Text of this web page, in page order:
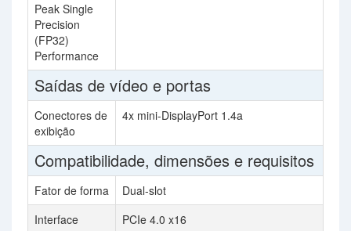
Peak Single
Precision
(FP32)
Performance
Saídas de vídeo e portas
Conectores de
exibição
4x mini-DisplayPort 1.4a
Compatibilidade, dimensões e requisitos
Fator de forma Dual-slot
Interface
PCIe 4.0 x16